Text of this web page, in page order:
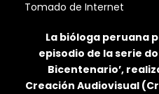
Tomado de Internet
La bióloga peruana
episodio de la serie
Bicentenario’,
Creación Audiovisual